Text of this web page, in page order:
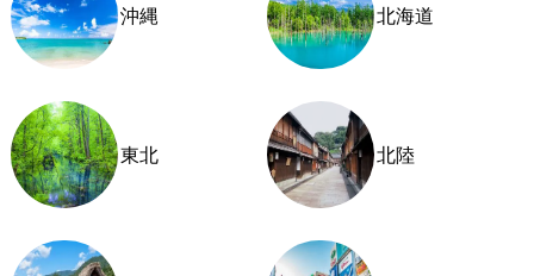
沖縄 北海道
東北 北陸